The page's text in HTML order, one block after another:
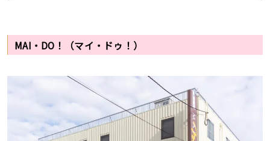
MAI・DO！（マイ・ドゥ！）